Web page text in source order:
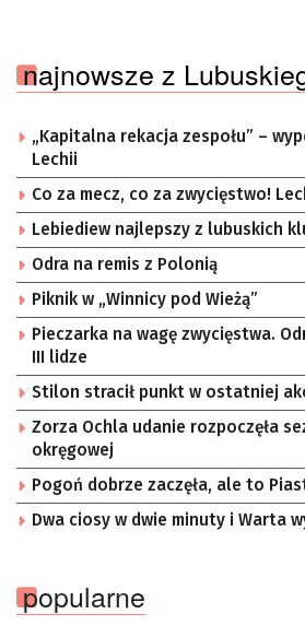
najnowsze z
„Kapitalna rekacja zespołu” –
Lechii
Co za mecz, co za zwycięstwo!
Lebiediew najlepszy z lubuskich
Odra na remis z Polonią
Piknik w „Winnicy pod Wieżą”
Pieczarka na wagę zwycięstwa.
III lidze
Stilon stracił punkt w ostatniej
Zorza Ochla udanie rozpoczęła
okręgowej
Pogoń dobrze zaczęła, ale to
Dwa ciosy w dwie minuty i Warta
popularne